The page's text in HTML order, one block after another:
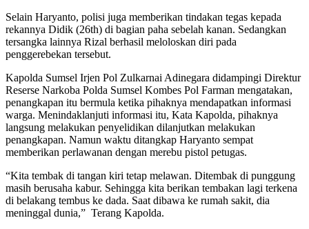
Selain Haryanto, polisi juga memberikan tindakan tegas kepada
rekannya Didik (26th) di bagian paha sebelah kanan. Sedangkan
tersangka lainnya Rizal berhasil meloloskan diri pada
penggerebekan tersebut.
Kapolda Sumsel Irjen Pol Zulkarnai Adinegara didampingi Direktur
Reserse Narkoba Polda Sumsel Kombes Pol Farman mengatakan,
penangkapan itu bermula ketika pihaknya mendapatkan informasi
warga. Menindaklanjuti informasi itu, Kata Kapolda, pihaknya
langsung melakukan penyelidikan dilanjutkan melakukan
penangkapan. Namun waktu ditangkap Haryanto sempat
memberikan perlawanan dengan merebu pistol petugas.
“Kita tembak di tangan kiri tetap melawan. Ditembak di punggung
masih berusaha kabur. Sehingga kita berikan tembakan lagi terkena
di belakang tembus ke dada. Saat dibawa ke rumah sakit, dia
meninggal dunia,” Terang Kapolda.